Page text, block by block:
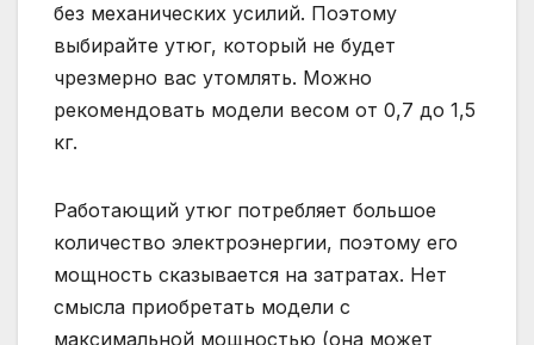
без механических усилий. Поэтому
выбирайте утюг, который не будет
чрезмерно вас утомлять. Можно
рекомендовать модели весом от 0,7 до 1,5
кг.
Работающий утюг потребляет большое
количество электроэнергии, поэтому его
мощность сказывается на затратах. Нет
смысла приобретать модели с
максимальной мощностью (она может